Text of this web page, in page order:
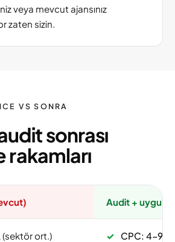
veya mevcut ajansınız
zaten sizin.
VS SONRA
sonrası
rakamları
Audit +
(sektör ort.) ✓ CPC: 4-9